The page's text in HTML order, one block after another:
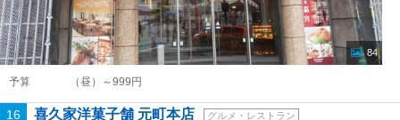
84
予算 （昼）～999円
16 喜久家洋菓子舗 元町本店 グルメ・レストラン